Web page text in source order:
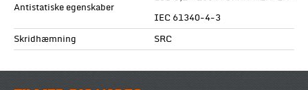
Antistatiske egenskaber
IEC 61340-4-3
Skridhæmning
SRC